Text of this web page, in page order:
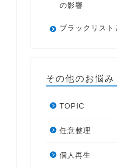
の影響
ブラックリスト
その他のお悩み
TOPIC
任意整理
個人再生